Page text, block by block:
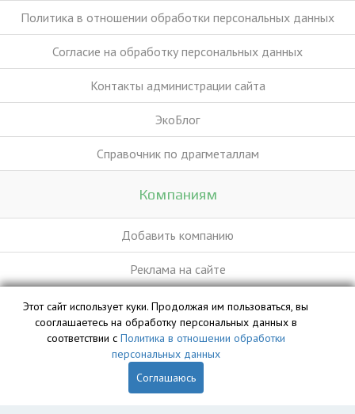
Политика в отношении обработки персональных данных
Согласие на обработку персональных данных
Контакты администрации сайта
ЭкоБлог
Справочник по драгметаллам
Компаниям
Добавить компанию
Реклама на сайте
База данных сайта vyvoz.org является интеллектуальной
собственностью ООО «Профит» и охраняется законом.
Этот сайт использует куки. Продолжая им пользоваться, вы
сооглашаетесь на обработку персональных данных в
соответствии с Политика в отношении обработки
персональных данных
Соглашаюсь